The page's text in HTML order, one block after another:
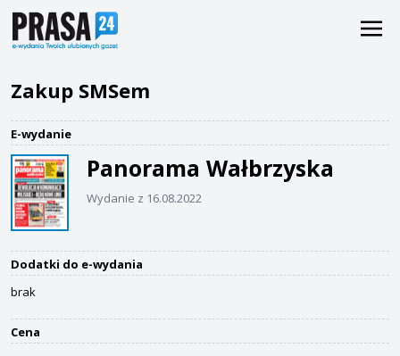
Zakup SMSem
E-wydanie
Panorama Wałbrzyska
Wydanie z 16.08.2022
Dodatki do e-wydania
brak
Cena